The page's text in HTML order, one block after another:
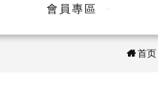
會員專區
首页